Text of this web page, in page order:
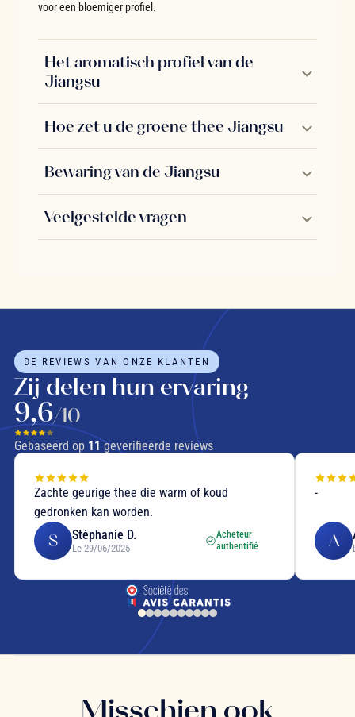
voor een bloemiger profiel.
Het aromatisch profiel van de
Jiangsu
Hoe zet u de groene thee Jiangsu
Bewaring van de Jiangsu
Veelgestelde vragen
DE REVIEWS VAN ONZE KLANTEN
Zij delen hun ervaring
9,6/10
Gebaseerd op 11 geverifieerde reviews
Zachte geurige thee die warm of koud
gedronken kan worden.
S Stéphanie D.
Le 29/06/2025
Acheteur
authentifié
-
A
Misschien ook